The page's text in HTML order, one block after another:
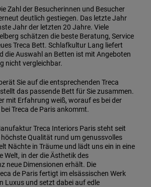
Zahl der Besucherinnen und Besucher
deutlich gestiegen. Das letzte Jahr
Jahr der letzten 20 Jahre. Viele
schätzen die beste Beratung, Service
Treca Bett. Schlafkultur Lang liefert
die Auswahl an Betten ist mit Angeboten
nicht vergleichbar.
Sie auf die entsprechenden Treca
das passende Bett für Sie zusammen.
mit Erfahrung weiß, worauf es bei der
Treca de Paris ankommt.
Treca Interiors Paris steht seit
Qualität rund um genussvolles
Nächte in Träume und lädt uns ein in eine
Welt, in der die Ästhetik des
neue Dimensionen erhält. Die
de Paris fertigt im elsässischen Werk
Luxus und setzt dabei auf edle